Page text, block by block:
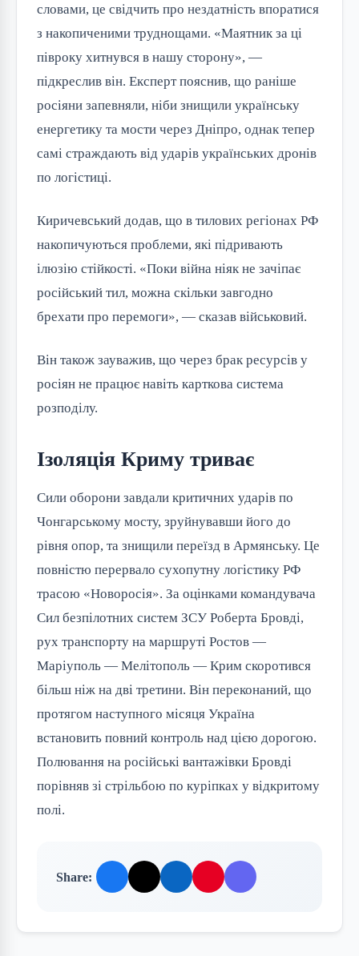
словами, це свідчить про нездатність впоратися
з накопиченими труднощами. «Маятник за ці
півроку хитнувся в нашу сторону», —
підкреслив він. Експерт пояснив, що раніше
росіяни запевняли, ніби знищили українську
енергетику та мости через Дніпро, однак тепер
самі страждають від ударів українських дронів
по логістиці.
Киричевський додав, що в тилових регіонах РФ
накопичуються проблеми, які підривають
ілюзію стійкості. «Поки війна ніяк не зачіпає
російський тил, можна скільки завгодно
брехати про перемоги», — сказав військовий.
Він також зауважив, що через брак ресурсів у
росіян не працює навіть карткова система
розподілу.
Ізоляція Криму триває
Сили оборони завдали критичних ударів по
Чонгарському мосту, зруйнувавши його до
рівня опор, та знищили переїзд в Армянську. Це
повністю перервало сухопутну логістику РФ
трасою «Новоросія». За оцінками командувача
Сил безпілотних систем ЗСУ Роберта Бровді,
рух транспорту на маршруті Ростов —
Маріуполь — Мелітополь — Крим скоротився
більш ніж на дві третини. Він переконаний, що
протягом наступного місяця Україна
встановить повний контроль над цією дорогою.
Полювання на російські вантажівки Бровді
порівняв зі стрільбою по куріпках у відкритому
полі.
Share: